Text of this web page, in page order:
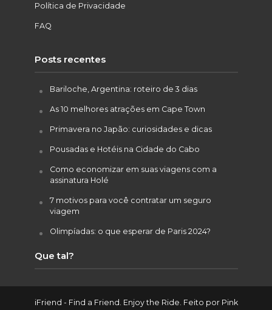
Política de Privacidade
FAQ
Posts recentes
Bariloche, Argentina: roteiro de 3 dias
As 10 melhores atrações em Cape Town
Primavera no Japão: curiosidades e dicas
Pousadas e Hotéis na Cidade do Cabo
Como economizar em suas viagens com a
assinatura Holé
7 motivos para você contratar um seguro
viagem
Olimpíadas: o que esperar de Paris 2024?
Que tal?
iFriend - Find a Friend. Enjoy the Ride. Feito por Pink